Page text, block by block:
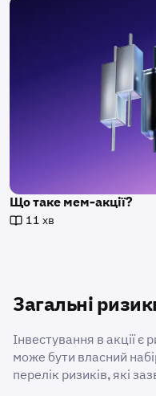
Що таке мем-акції?
11 хв
Загальні
Інвестування в акції є
може бути власний
перелік ризиків, які